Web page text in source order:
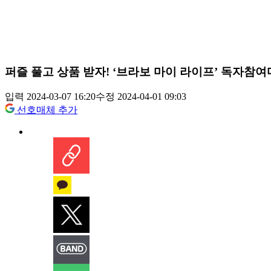
퍼즐 풀고 상품 받자! ‘브라보 마이 라이프’ 독자참여
입력 2024-03-07 16:20수정 2024-04-01 09:03
선호매체 추가